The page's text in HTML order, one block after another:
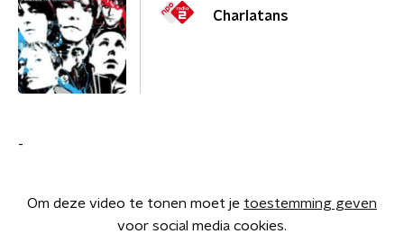
Charlatans
-
Om deze video te tonen moet je toestemming geven
voor social media cookies.